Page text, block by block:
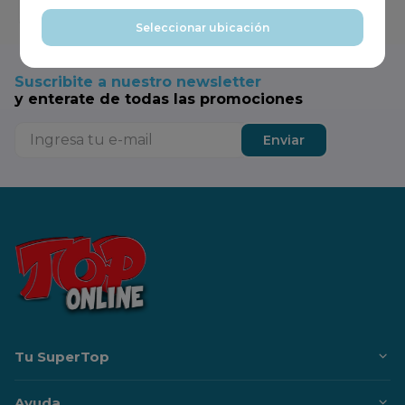
Seleccionar ubicación
Suscribite a nuestro newsletter
y enterate de todas las promociones
Enviar
Tu SuperTop